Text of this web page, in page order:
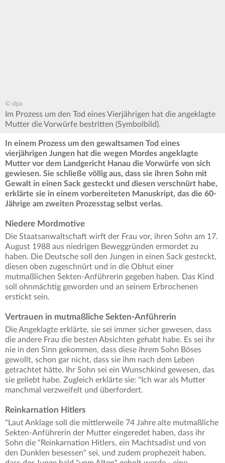
© dpa
Im Prozess um den Tod eines Vierjährigen hat die angeklagte
Mutter die Vorwürfe bestritten (Symbolbild).
In einem Prozess um den gewaltsamen Tod eines
vierjährigen Jungen hat die wegen Mordes angeklagte
Mutter vor dem Landgericht Hanau die Vorwürfe von sich
gewiesen. Sie schließe völlig aus, dass sie ihren Sohn mit
Gewalt in einen Sack gesteckt und diesen verschnürt habe,
erklärte sie in einem vorbereiteten Manuskript, das die 60-
Jährige am zweiten Prozesstag selbst verlas.
Niedere Mordmotive
Die Staatsanwaltschaft wirft der Frau vor, ihren Sohn am 17.
August 1988 aus niedrigen Beweggründen ermordet zu
haben. Die Deutsche soll den Jungen in einen Sack gesteckt,
diesen oben zugeschnürt und in die Obhut einer
mutmaßlichen Sekten-Anführerin gegeben haben. Das Kind
soll ohnmächtig geworden und an seinem Erbrochenen
erstickt sein.
Vertrauen in mutmaßliche Sekten-Anführerin
Die Angeklagte erklärte, sie sei immer sicher gewesen, dass
die andere Frau die besten Absichten gehabt habe. Es sei ihr
nie in den Sinn gekommen, dass diese ihrem Sohn Böses
gewollt, schon gar nicht, dass sie ihm nach dem Leben
getrachtet hätte. Ihr Sohn sei ein Wunschkind gewesen, das
sie geliebt habe. Zugleich erklärte sie: "Ich war als Mutter
manchmal verzweifelt und überfordert.
Reinkarnation Hitlers
"Laut Anklage soll die mittlerweile 74 Jahre alte mutmaßliche
Sekten-Anführerin der Mutter eingeredet haben, dass ihr
Sohn die "Reinkarnation Hitlers, ein Machtsadist und von
den Dunklen besessen" sei, und zudem prophezeit haben,